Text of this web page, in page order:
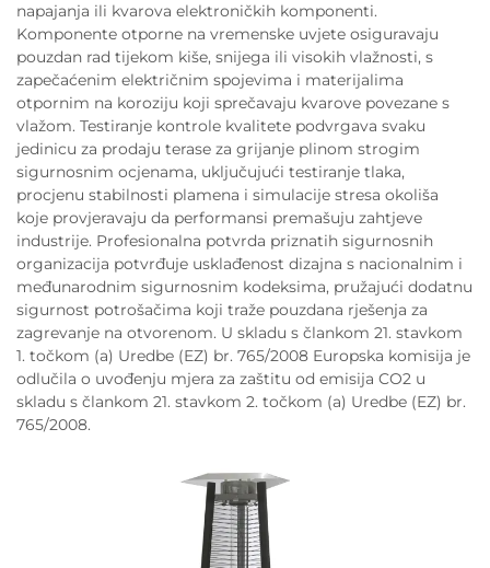
napajanja ili kvarova elektroničkih komponenti.
Komponente otporne na vremenske uvjete osiguravaju
pouzdan rad tijekom kiše, snijega ili visokih vlažnosti, s
zapečaćenim električnim spojevima i materijalima
otpornim na koroziju koji sprečavaju kvarove povezane s
vlažom. Testiranje kontrole kvalitete podvrgava svaku
jedinicu za prodaju terase za grijanje plinom strogim
sigurnosnim ocjenama, uključujući testiranje tlaka,
procjenu stabilnosti plamena i simulacije stresa okoliša
koje provjeravaju da performansi premašuju zahtjeve
industrije. Profesionalna potvrda priznatih sigurnosnih
organizacija potvrđuje usklađenost dizajna s nacionalnim i
međunarodnim sigurnosnim kodeksima, pružajući dodatnu
sigurnost potrošačima koji traže pouzdana rješenja za
zagrevanje na otvorenom. U skladu s člankom 21. stavkom
1. točkom (a) Uredbe (EZ) br. 765/2008 Europska komisija je
odlučila o uvođenju mjera za zaštitu od emisija CO2 u
skladu s člankom 21. stavkom 2. točkom (a) Uredbe (EZ) br.
765/2008.